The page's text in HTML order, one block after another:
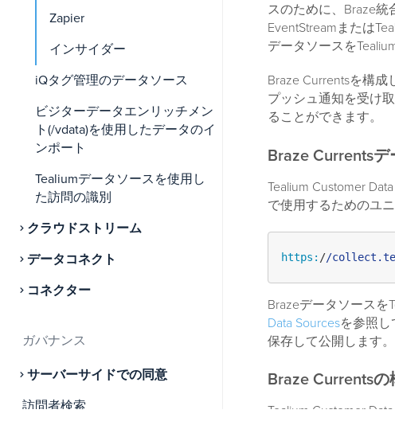
Zapier
インサイダー
iQタグ管理のデータソース
ビジターデータエンリッチメン
ト(/vdata)を使用したデータのイ
ンポート
Tealiumデータソースを使用し
た訪問の識別
クラウドストリーム
データコネクト
コネクター
ガバナンス
サーバーサイドでの同意
訪問者検索
スのために、Braze統
EventStreamまたは
データソースを
Braze Currentsを構
プッシュ通知を受け
ることができます。
Braze Currentsデ
Tealium Customer
で使用するためのユ
https: //
Brazeデータソースを
Data Sourcesを参照
保存して公開します。
Braze Currentsの
Tealium Customer